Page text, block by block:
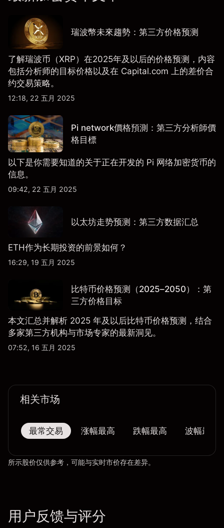
瑞波幣未來趨勢：第三方价格预测
了解瑞波币（XRP）在2025年及以后的价格预测，内容
包括分析师的目标价格以及在 Capital.com 上的差价合
约交易策略。
12:18, 22 五月 2025
Pi network價格預測：第三方分析師價
格目標
​​以下是你需要知道的关于正在开发的 Pi 网络加密货币的
信息。
09:42, 22 五月 2025
以太坊走势预测：第三方数据汇总
ETH作为长期投资的前景如何？
16:29, 19 五月 2025
比特币价格预测（2025–2050）：第
三方价格目标
本文汇总并解析 2025 年及以后比特币价格预测，结合
多家第三方机构与市场专家的最新洞见。
07:52, 16 五月 2025
相关市场
最常交易 涨幅最高 跌幅最高 波幅最大
所示股价仅供参考，可能与实时市价存在差异。
用户反馈与评分